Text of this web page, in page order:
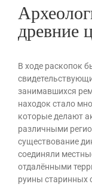
древние
В ходе раскопок
занимавшихся
находок стало
которые делают
различными
существование
соединяли
отдалёнными
руины старинных